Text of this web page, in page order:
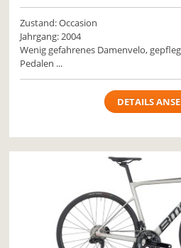
Zustand: Occasion
Jahrgang: 2004
Wenig gefahrenes Damenvelo,
Pedalen ...
DETAILS